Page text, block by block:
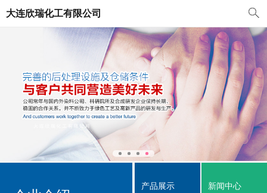
大连欣瑞化工有限公司
产品展示 新闻中心